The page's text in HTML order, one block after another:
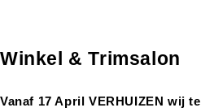
Winkel & Trimsalon
Vanaf 17 April VERHUIZEN wij